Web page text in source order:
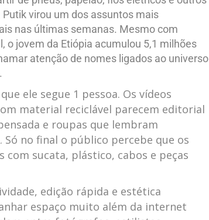
virou um dos assuntos mais
nas últimas semanas. Mesmo com
o jovem da Etiópia acumulou 5,1 milhões
atenção de nomes ligados ao universo
ele segue 1 pessoa. Os vídeos
material reciclável parecem editorial
e roupas que lembram
Só no final o público percebe que os
sucata, plástico, cabos e peças
edição rápida e estética
espaço muito além da internet